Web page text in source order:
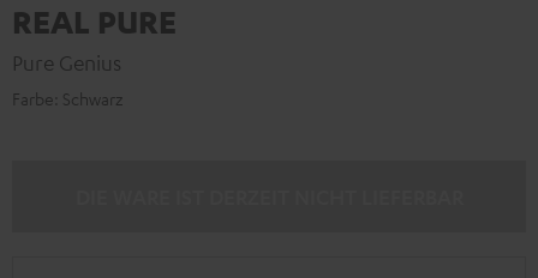
REAL PURE
Pure Genius
Farbe: Schwarz